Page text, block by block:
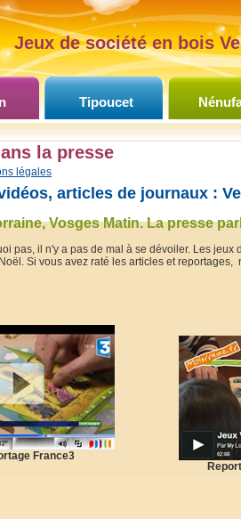
Jeux de société en bois
Tipoucet
la presse
articles de journaux :
Vosges Matin. La presse
pas, il n'y a pas de mal à se dévoiler. Les
Si vous avez raté les articles et
France3
légales